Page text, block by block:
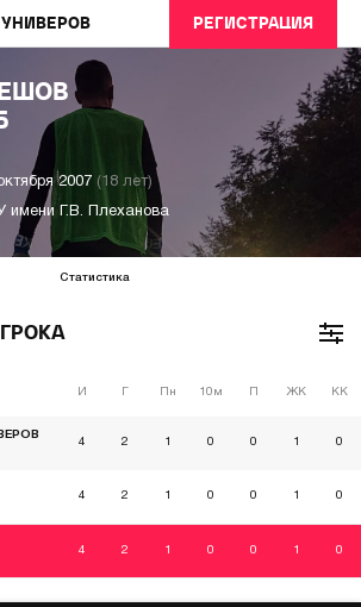
РЕГИСТРАЦИЯ
2007 (18 лет)
имени Г.В. Плеханова
Статистика
И Пн 10м ЖК КК
4 2 1 0 0 1 0
4 2 1 0 0 1 0
4 2 1 0 0 1 0